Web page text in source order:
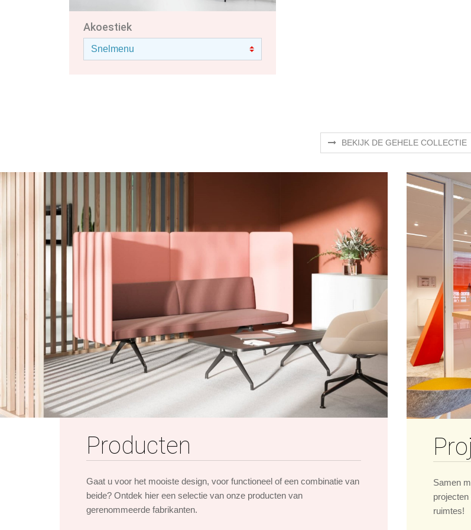
Akoestiek
BEKIJK DE GEHELE COLLECTIE
Producten
Gaat u voor het mooiste design, voor functioneel of een combinatie van
beide? Ontdek hier een selectie van onze producten van
gerenommeerde fabrikanten.
Samen
ruimtes!